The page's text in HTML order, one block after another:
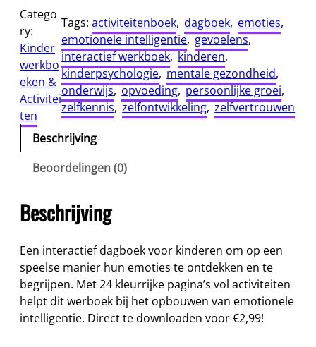
j
n
G
e
v
o
e
l
a
b
o
e
k
a
Catego
ry:
Kinder
werkbo
eken &
Activitei
ten
Tags:activiteitenboek, dagboek, emoties,
emotionele intelligentie, gevoelens,
interactief werkboek, kinderen,
kinderpsychologie, mentale gezondheid,
onderwijs, opvoeding, persoonlijke groei,
zelfkennis, zelfontwikkeling, zelfvertrouwen
Beschrijving
Beoordelingen (0)
Beschrijving
Een interactief dagboek voor kinderen om op een
speelse manier hun emoties te ontdekken en te
begrijpen. Met 24 kleurrijke pagina’s vol activiteiten
helpt dit werboek bij het opbouwen van emotionele
intelligentie. Direct te downloaden voor €2,99!